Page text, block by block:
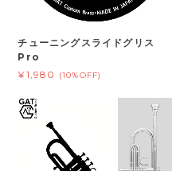
チューニングスライドグリス
Pro
¥1,980
(10%OFF)